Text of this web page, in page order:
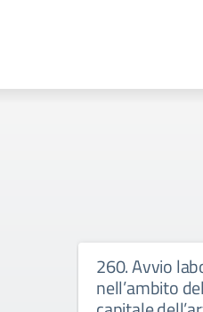
260. Avvio
nell’ambito